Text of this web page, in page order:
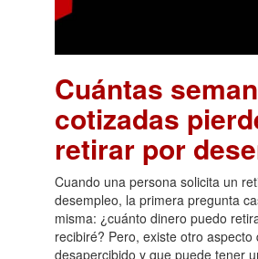
Cuántas
cotizadas
retirar por
Cuando una persona solicita un
desempleo, la primera pregunta
misma: ¿cuánto dinero puedo
recibiré? Pero, existe otro
desapercibido y que puede tener